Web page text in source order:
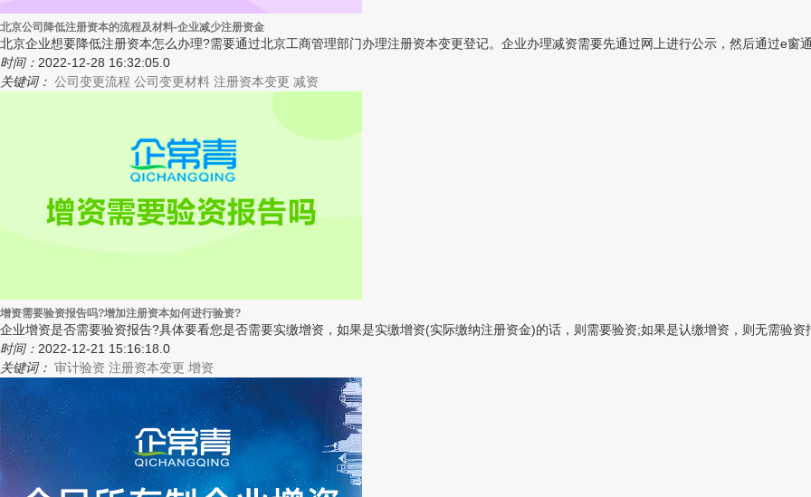
北京公司降低注册资本的流程及材料-企业减少注册资金
北京企业想要降低注册资本怎么办理?需要通过北京工商管理部门办理注册资本变更登记。企业办理减资需要先通过网上进行公示，然后通过e窗
时间： 2022-12-28 16:32:05.0
关键词： 公司变更流程 公司变更材料 注册资本变更 减资
增资需要验资报告吗?增加注册资本如何进行验资?
企业增资是否需要验资报告?具体要看您是否需要实缴增资，如果是实缴增资(实际缴纳注册资金)的话，则需要验资;如果是认缴增资，则无需验
时间： 2022-12-21 15:16:18.0
关键词： 审计验资 注册资本变更 增资